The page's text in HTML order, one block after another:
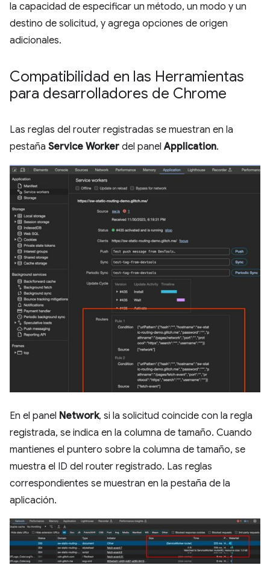
la capacidad de especificar un método, un modo y un
destino de solicitud, y agrega opciones de origen
adicionales.
Compatibilidad en las Herramientas
para desarrolladores de Chrome
Las reglas del router registradas se muestran en la
pestaña Service Worker del panelApplication.
En el panel Network, si la solicitud coincide con la regla
registrada, se indica en la columna de tamaño. Cuando
mantienes el puntero sobre la columna de tamaño, se
muestra el ID del router registrado. Las reglas
correspondientes se muestran en la pestaña de la
aplicación.